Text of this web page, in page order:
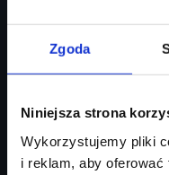
Zgoda
Niniejsza strona
Wykorzystujemy pliki
i reklam, aby oferować
246 470 zł
207 035 zł
Zapytaj o ofertę